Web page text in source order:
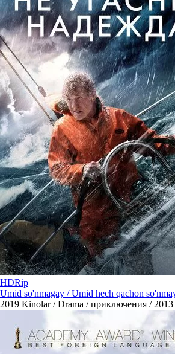
HDRip
Umid so'nmagay / Umid hech qachon
2019 Kinolar / Drama / приключения /